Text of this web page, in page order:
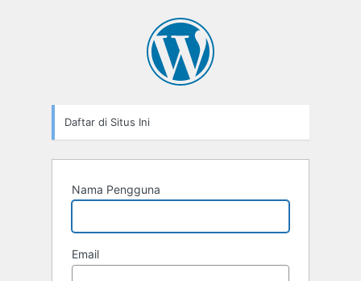
Daftar di Situs Ini
Nama Pengguna
Email